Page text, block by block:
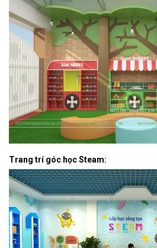
Trang trí góc học Steam: